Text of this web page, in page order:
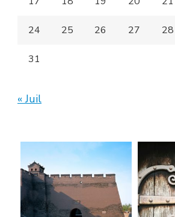
24 25 26 27 28
31
« Juil